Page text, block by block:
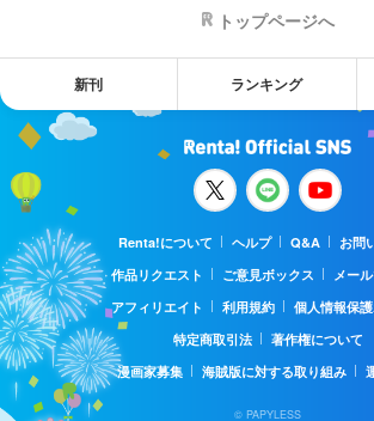
トップページへ
新刊 ランキング
Renta!について ヘルプ Q&A
お問
作品リクエスト
ご意見ボックス
メー
アフィリエイト
利用規約
個人情報保
特定商取引法
著作権について
漫画家募集
海賊版に対する取り組み
© PAPYLESS